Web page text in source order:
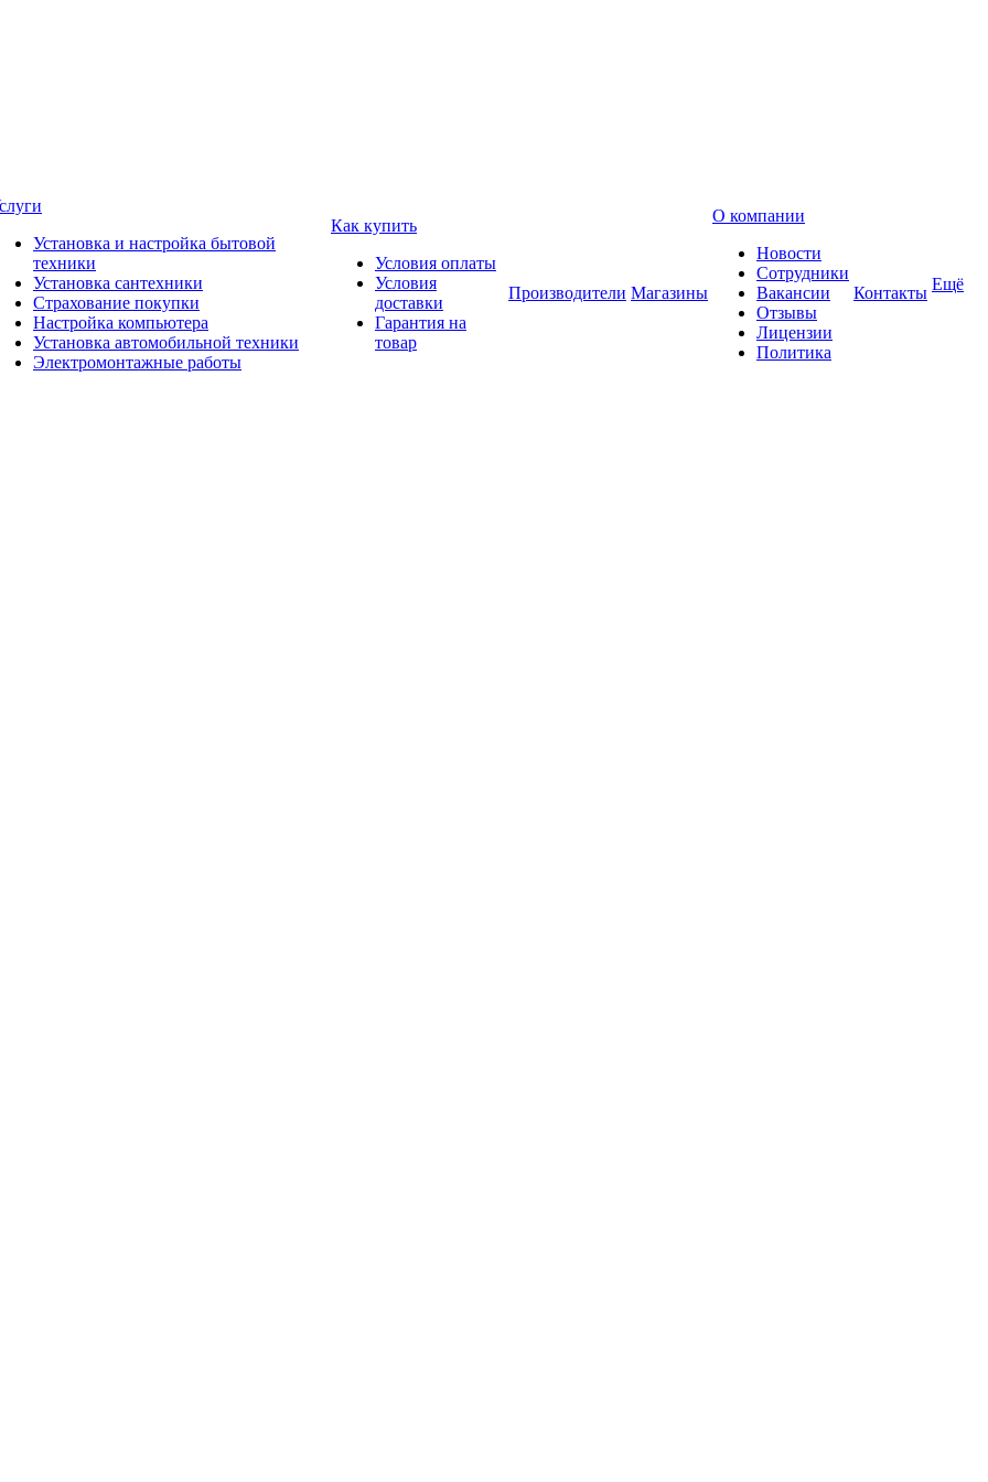
Установка и настройка бытовой
техники
Установка сантехники
Страхование покупки
Настройка компьютера
Установка автомобильной техники
Электромонтажные работы
Как купить
Условия оплаты
Условия
доставки
Гарантия на
товар
Производители Магазины
О компании
Новости
Сотрудники
Вакансии
Отзывы
Лицензии
Политика
Контакты Ещё